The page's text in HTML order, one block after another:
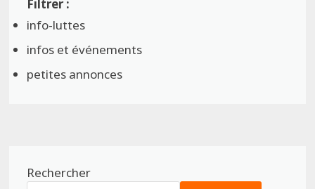
info-luttes
infos et événements
petites annonces
Rechercher